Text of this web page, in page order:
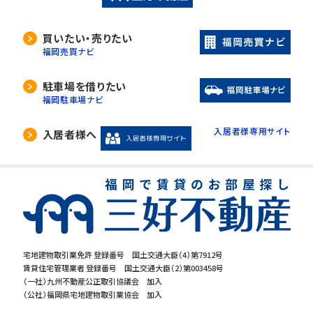
宅地建物取引業免許 登録番号 国土交通大臣（4）第7912号
賃貸住宅管理業者 登録番号 国土交通大臣（2）第003458号
（一社）九州不動産公正取引協議会 加入
（公社）福岡県宅地建物取引業協会 加入
買いたい・売りたい
福岡売買ナビ
駐車場を借りたい
福岡駐車場ナビ
入居者様へ 入居者様専用サイト